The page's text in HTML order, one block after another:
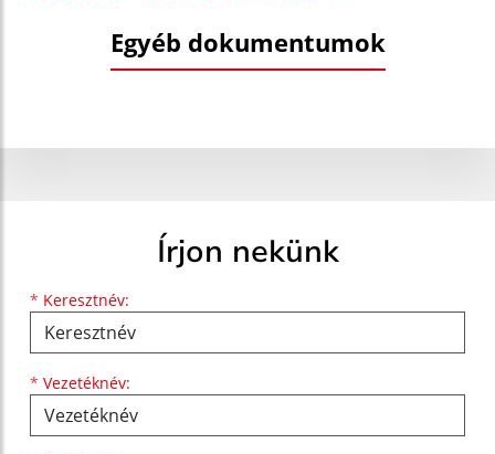
Egyéb dokumentumok
Írjon nekünk
* Keresztnév:
Keresztnév
* Vezetéknév:
Vezetéknév
E-mail cím